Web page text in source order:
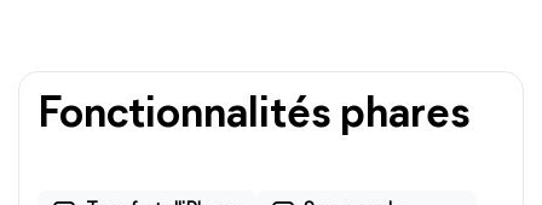
Fonctionnalités phares